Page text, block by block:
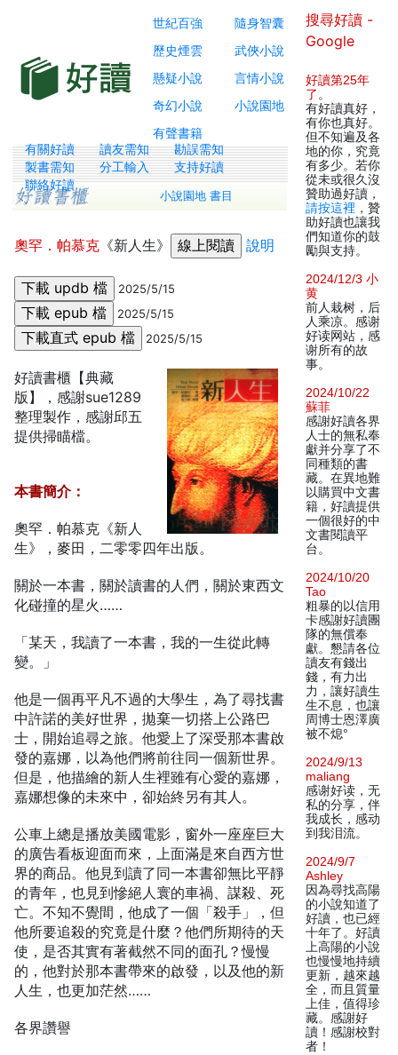
世紀百強
隨身智囊
歷史煙雲
武俠小說
懸疑小說
言情小說
奇幻小說
小說園地
有聲書籍
有關好讀 讀友需知
勘誤需知
製書需知
分工輸入
支持好讀
聯絡好讀
小說園地 書目
奧罕．帕慕克 《新人生》 說明
2025/5/15
2025/5/15
2025/5/15
好讀書櫃【典藏
版】，感謝sue1289
整理製作，感謝邱五
提供掃瞄檔。
本書簡介：
奧罕．帕慕克《新人
生》，麥田，二零零四年出版。
關於一本書，關於讀書的人們，關於東西文
化碰撞的星火……
「某天，我讀了一本書，我的一生從此轉
變。」
他是一個再平凡不過的大學生，為了尋找書
中許諾的美好世界，拋棄一切搭上公路巴
士，開始追尋之旅。他愛上了深受那本書啟
發的嘉娜，以為他們將前往同一個新世界。
但是，他描繪的新人生裡雖有心愛的嘉娜，
嘉娜想像的未來中，卻始終另有其人。
公車上總是播放美國電影，窗外一座座巨大
的廣告看板迎面而來，上面滿是來自西方世
界的商品。他見到讀了同一本書卻無比平靜
的青年，也見到慘絕人寰的車禍、謀殺、死
亡。不知不覺間，他成了一個「殺手」，但
他所要追殺的究竟是什麼？他們所期待的天
使，是否其實有著截然不同的面孔？慢慢
的，他對於那本書帶來的啟發，以及他的新
人生，也更加茫然……
各界讚譽
搜尋好讀 -
Google
好讀第25年
了 。
有好讀真好，
有你也真好。
但不知遍及各
地的你，究竟
有多少。若你
從未或很久沒
贊助過好讀，
請按這裡 ，贊
助好讀也讓我
們知道你的鼓
勵與支持。
2024/12/3 小
黄
前人栽树，后
人乘凉。感谢
好读网站，感
谢所有的故
事。
2024/10/22
蘇菲
感謝好讀各界
人士的無私奉
獻并分享了不
同種類的書
藏。在異地難
以購買中文書
籍，好讀提供
一個很好的中
文書閱讀平
台。
2024/10/20
Tao
粗暴的以信用
卡感謝好讀團
隊的無償奉
獻。懇請各位
讀友有錢出
錢，有力出
力，讓好讀生
生不息，也讓
周博士恩澤廣
被不熄°
2024/9/13
maliang
感谢好读，无
私的分享，伴
我成长，感动
到我泪流。
2024/9/7
Ashley
因為尋找高陽
的小說知道了
好讀，也已經
十年了。好讀
上高陽的小說
也慢慢地持續
更新，越來越
全，而且質量
上佳，值得珍
藏。感謝好
讀！感謝校對
者！